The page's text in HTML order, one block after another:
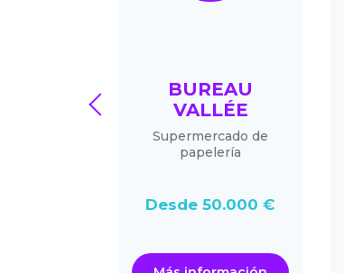
BUREAU
VALLÉE
Supermercado de
papelería
Desde 50.000 €
prev